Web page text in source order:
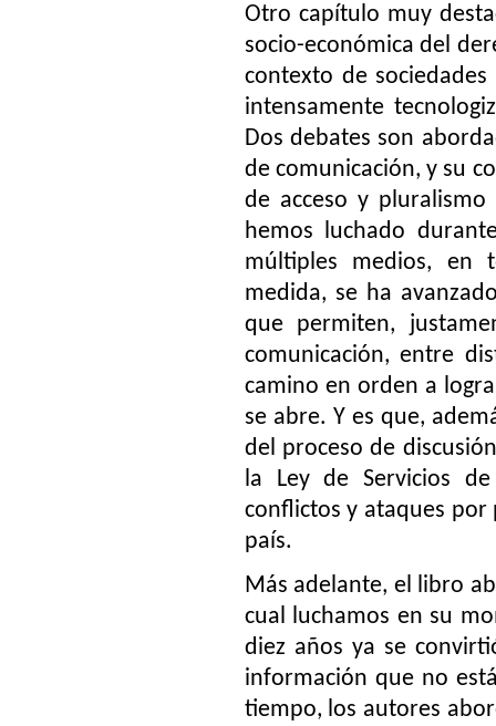
Otro capítulo muy
socio-económica del
contexto de
intensamente
Dos debates son
de comunicación, y su
de acceso y
hemos luchado
múltiples medios, en
medida, se ha
que permiten,
comunicación, entre
camino en orden a
se abre. Y es que,
del proceso de
la Ley de Servicios
conflictos y ataques por
país.
Más adelante, el libro
cual luchamos en su
diez años ya se
información que no
tiempo, los autores